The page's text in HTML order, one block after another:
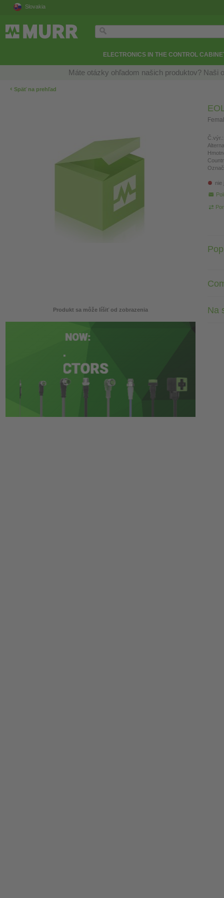
Slovakia
ELECTRONICS IN THE CONTROL
Máte otázky ohľadom našich produktov? Naši
‹ Späť na prehľad
Produkt sa môže líšiť od zobrazenia
Č.výr.:
nie
Na